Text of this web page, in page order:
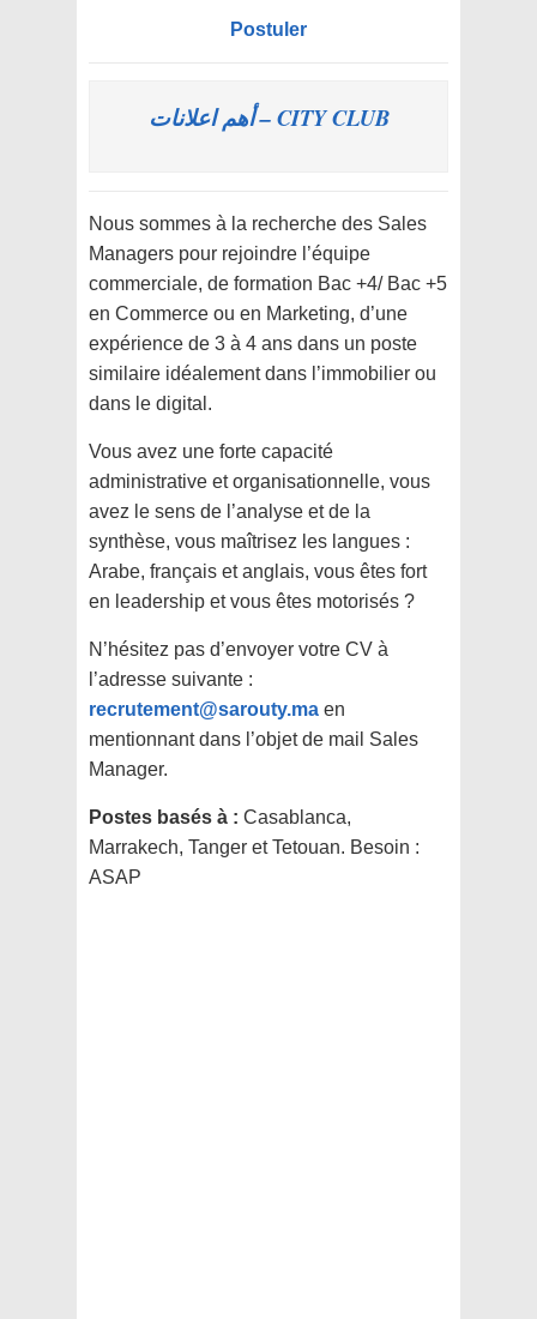
Postuler
CITY CLUB – أهم اعلانات
Nous sommes à la recherche des Sales
Managers pour rejoindre l’équipe
commerciale, de formation Bac +4/ Bac +5
en Commerce ou en Marketing, d’une
expérience de 3 à 4 ans dans un poste
similaire idéalement dans l’immobilier ou
dans le digital.
Vous avez une forte capacité
administrative et organisationnelle, vous
avez le sens de l’analyse et de la
synthèse, vous maîtrisez les langues :
Arabe, français et anglais, vous êtes fort
en leadership et vous êtes motorisés ?
N’hésitez pas d’envoyer votre CV à
l’adresse suivante :
recrutement@sarouty.ma en
mentionnant dans l’objet de mail Sales
Manager.
Postes basés à : Casablanca,
Marrakech, Tanger et Tetouan. Besoin :
ASAP